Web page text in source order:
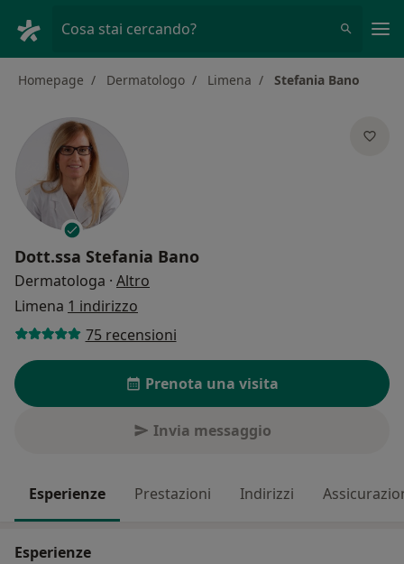
Cosa stai cercando?
Homepage Dermatologo Limena Stefania Bano
Dott.ssa Stefania Bano
Dermatologa · Altro
Limena 1 indirizzo
75 recensioni
Prenota una visita
Invia messaggio
Esperienze Prestazioni Indirizzi
Esperienze